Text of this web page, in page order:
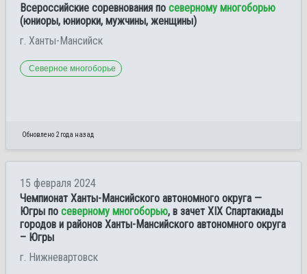
Всероссийские соревнования по северному многоборью
(юниоры, юниорки, мужчины, женщины)
г. Ханты-Мансийск
Северное многоборье
Обновлено 2 года назад
15 февраля 2024
Чемпионат Ханты-Мансийского автономного округа —
Югры по северному многоборью, в зачет XIX Спартакиады
городов и районов Ханты-Мансийского автономного округа
– Югры
г. Нижневартовск